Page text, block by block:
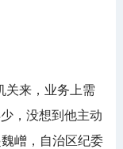
来，业务上需
，没想到他主动
嶒，自治区纪委